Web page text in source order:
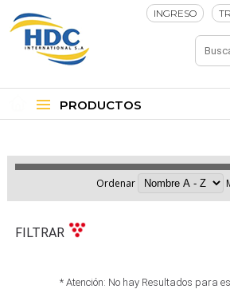
INGRESO
PRODUCTOS
Ordenar
FILTRAR
* Atención: No hay Resultados para